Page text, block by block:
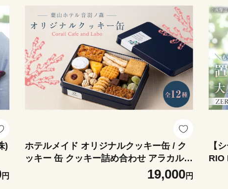
)
円
ホテルメイド オリジナルクッキー缶 / ク
ッキー 缶 クッキー詰め合わせ アラカルト
12種 お菓子 焼き菓子 くっきー スイーツ
クッキー ギフト 葉山町【葉山ホテル音羽
19,000円
【
RIO